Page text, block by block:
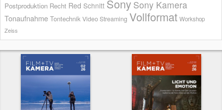
Postproduktion Recht Red Schnitt Sony Sony Kamera
Tonaufnahme Tontechnik Video Streaming Vollformat Workshop
Zeiss